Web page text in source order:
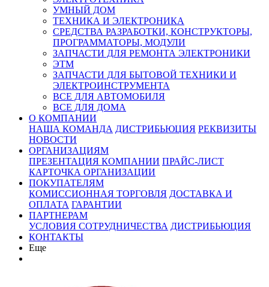
УМНЫЙ ДОМ
ТЕХНИКА И ЭЛЕКТРОНИКА
СРЕДСТВА РАЗРАБОТКИ, КОНСТРУКТОРЫ,
ПРОГРАММАТОРЫ, МОДУЛИ
ЗАПЧАСТИ ДЛЯ РЕМОНТА ЭЛЕКТРОНИКИ
ЭТМ
ЗАПЧАСТИ ДЛЯ БЫТОВОЙ ТЕХНИКИ И
ЭЛЕКТРОИНСТРУМЕНТА
ВСЕ ДЛЯ АВТОМОБИЛЯ
ВСЕ ДЛЯ ДОМА
О КОМПАНИИ
НАША КОМАНДА ДИСТРИБЬЮЦИЯ РЕКВИЗИТЫ
НОВОСТИ
ОРГАНИЗАЦИЯМ
ПРЕЗЕНТАЦИЯ КОМПАНИИ ПРАЙС-ЛИСТ
КАРТОЧКА ОРГАНИЗАЦИИ
ПОКУПАТЕЛЯМ
КОМИССИОННАЯ ТОРГОВЛЯ ДОСТАВКА И
ОПЛАТА ГАРАНТИИ
ПАРТНЕРАМ
УСЛОВИЯ СОТРУДНИЧЕСТВА ДИСТРИБЬЮЦИЯ
КОНТАКТЫ
Еще